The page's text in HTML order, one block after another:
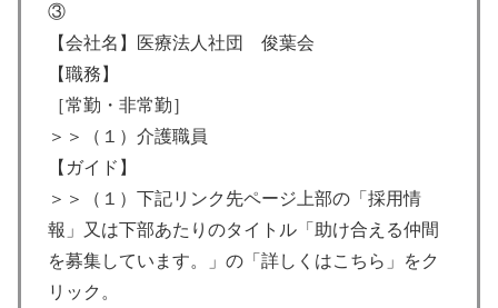
③
【会社名】医療法人社団 俊葉会
【職務】
［常勤・非常勤］
＞＞（１）介護職員
【ガイド】
＞＞（１）下記リンク先ページ上部の「採用情
報」又は下部あたりのタイトル「助け合える仲間
を募集しています。」の「詳しくはこちら」をク
リック。